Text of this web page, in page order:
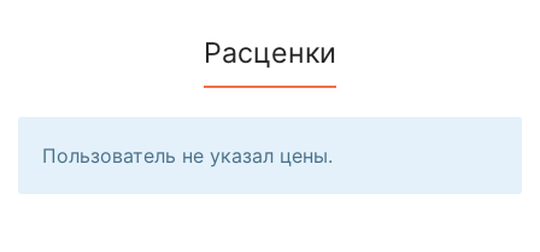
Расценки
Пользователь не указал цены.